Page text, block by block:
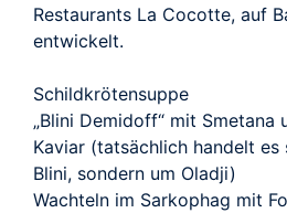
Restaurants La Cocotte, auf
entwickelt.
Schildkrötensuppe
„Blini Demidoff“ mit Smetana
Kaviar (tatsächlich handelt es
Blini, sondern um Oladji)
Wachteln im Sarkophag mit